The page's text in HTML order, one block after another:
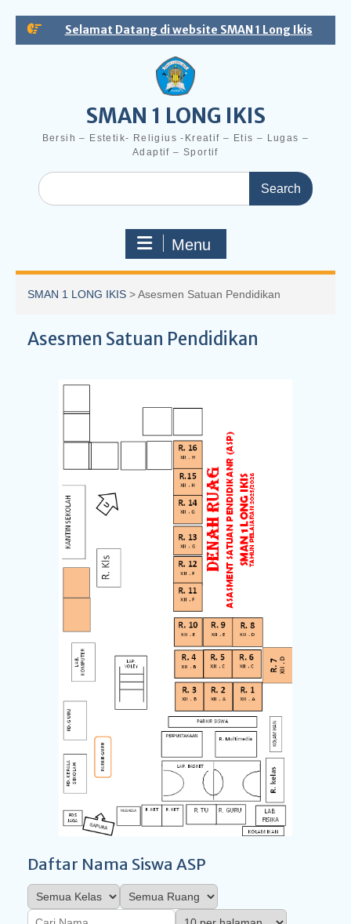
Skip
Selamat Datang di website SMAN 1 Long Ikis
SMAN 1 LONG IKIS
Bersih – Estetik- Religius -Kreatif – Etis – Lugas –
Adaptif – Sportif
Search
for:
Menu
SMAN 1 LONG IKIS >Asesmen Satuan Pendidikan
Asesmen Satuan Pendidikan
Daftar Nama Siswa ASP